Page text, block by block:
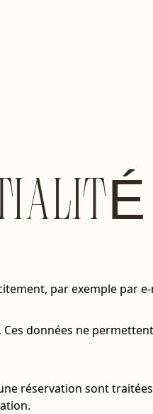
par exemple par
données ne
réservation sont